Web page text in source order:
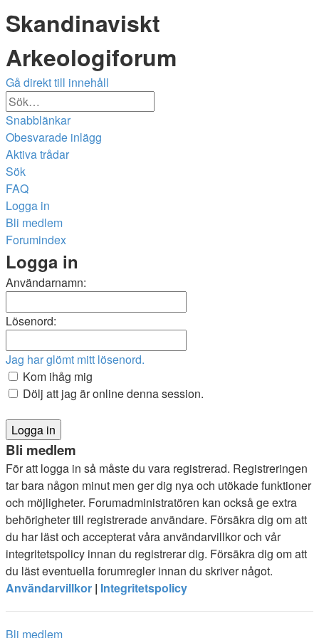
Skandinaviskt
Arkeologiforum
Gå direkt till innehåll
Snabblänkar
Obesvarade inlägg
Aktiva trådar
Sök
FAQ
Logga in
Bli medlem
Forumindex
Sök
Logga in
Användarnamn:
Lösenord:
Jag har glömt mitt lösenord.
Kom ihåg mig
Dölj att jag är online denna session.
Bli medlem
För att logga in så måste du vara registrerad. Registreringen
tar bara någon minut men ger dig nya och utökade funktioner
och möjligheter. Forumadministratören kan också ge extra
behörigheter till registrerade användare. Försäkra dig om att
du har läst och accepterat våra användarvillkor och vår
integritetspolicy innan du registrerar dig. Försäkra dig om att
du läst eventuella forumregler innan du skriver något.
Användarvillkor | Integritetspolicy
Bli medlem